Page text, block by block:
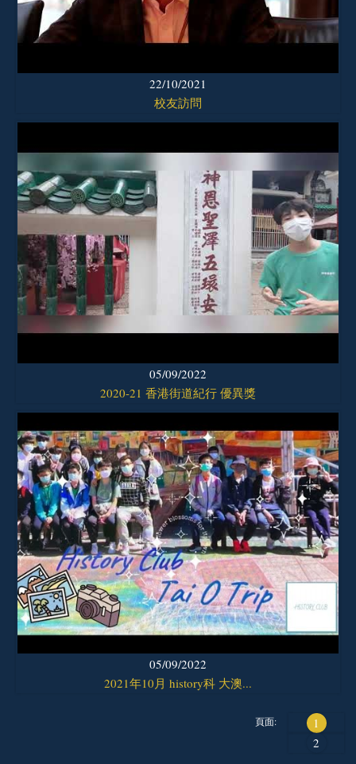
22/10/2021
校友訪問
05/09/2022
2020-21 香港街道紀行 優異獎
05/09/2022
2021年10月 history科 大澳...
頁面:
1
2